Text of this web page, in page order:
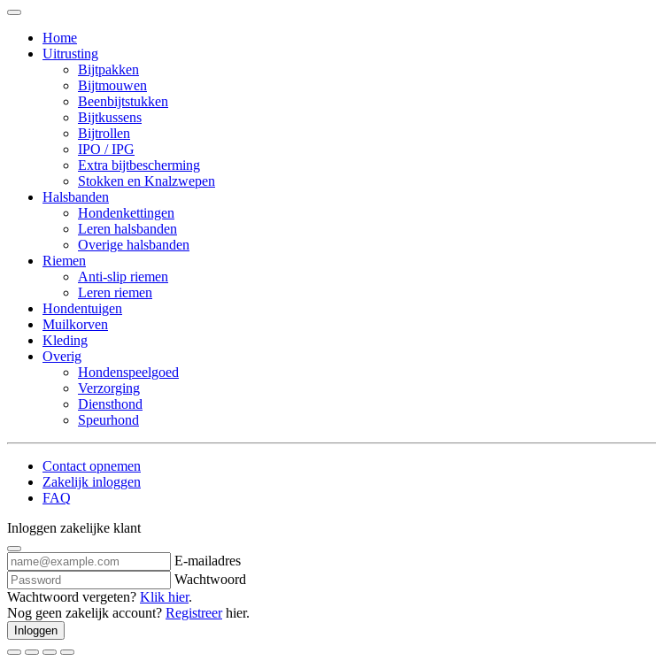
Home
Uitrusting
Bijtpakken
Bijtmouwen
Beenbijtstukken
Bijtkussens
Bijtrollen
IPO / IPG
Extra bijtbescherming
Stokken en Knalzwepen
Halsbanden
Hondenkettingen
Leren halsbanden
Overige halsbanden
Riemen
Anti-slip riemen
Leren riemen
Hondentuigen
Muilkorven
Kleding
Overig
Hondenspeelgoed
Verzorging
Diensthond
Speurhond
Contact opnemen
Zakelijk inloggen
FAQ
Inloggen zakelijke klant
E-mailadres
Wachtwoord
Wachtwoord vergeten? Klik hier.
Nog geen zakelijk account? Registreerhier.
Inloggen